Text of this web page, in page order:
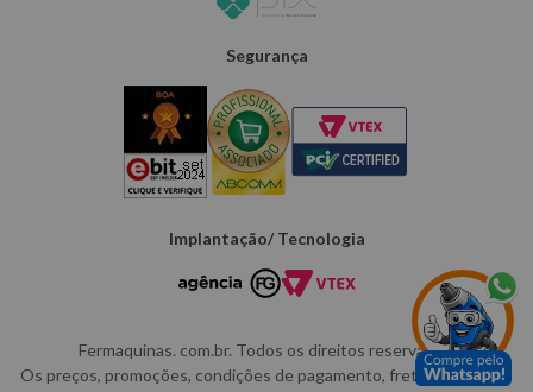
Segurança
Implantação/ Tecnologia
Fermaquinas. com.br. Todos os direitos reservados.
Os preços, promoções, condições de pagamento, frete e produtos